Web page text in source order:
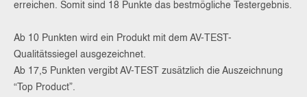
erreichen. Somit sind 18 Punkte das bestmögliche Testergebnis.
Ab 10 Punkten wird ein Produkt mit dem AV-TEST-
Qualitätssiegel ausgezeichnet.
Ab 17,5 Punkten vergibt AV-TEST zusätzlich die Auszeichnung
“Top Product”.